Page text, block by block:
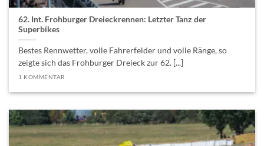
62. Int. Frohburger Dreieckrennen: Letzter Tanz der
Superbikes
Bestes Rennwetter, volle Fahrerfelder und volle Ränge, so
zeigte sich das Frohburger Dreieck zur 62. [...]
1 KOMMENTAR